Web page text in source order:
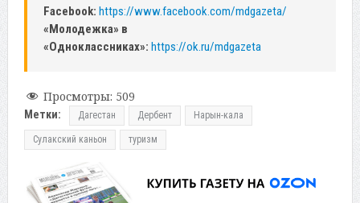
Facebook: https://www.facebook.com/mdgazeta/
«Молодежка» в
«Одноклассниках»: https://ok.ru/mdgazeta
Просмотры: 509
Метки: Дагестан Дербент Нарын-кала
Сулакский каньон туризм